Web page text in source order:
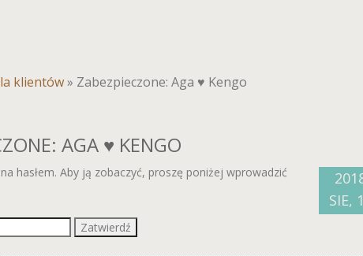
klientów» Zabezpieczone: Aga ♥ Kengo
AGA ♥ KENGO
hasłem. Aby ją zobaczyć, proszę poniżej wprowadzić
SIE,